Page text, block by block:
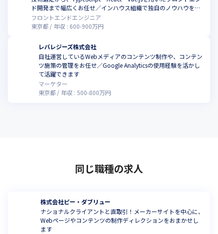
ド開発まで幅広くお任せ／インハウス組織で独自のノウハウを習
得可能です
フロントエンドエンジニア
東京都
年収 : 600-900万円
レバレジーズ株式会社
自社運営しているWebメディアのコンテンツ制作や、コンテン
ツ施策の管理をお任せ／Google Analyticsの使用経験を活かし
て活躍できます
マーケター
東京都
年収 : 500-800万円
同じ職種の求人
株式会社ピー・ダブリュー
ナショナルクライアントと直取引！メーカーサイトを中心に、
Webページやコンテンツの制作ディレクションをおまかせし
ます